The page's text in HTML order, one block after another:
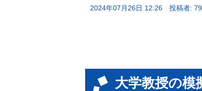
2024年07月26日 12:26 投稿者:
大学教授の模